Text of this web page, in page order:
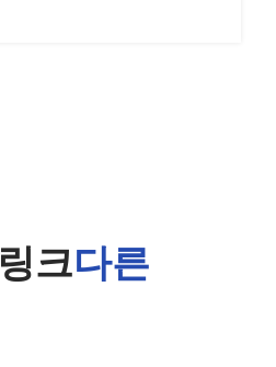
크다른